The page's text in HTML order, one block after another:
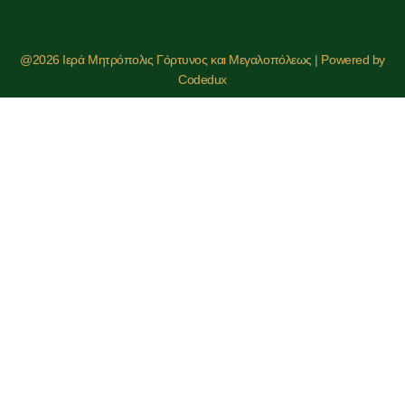
@2026 Ιερά Μητρόπολις Γόρτυνος και Μεγαλοπόλεως | Powered by
Codedux